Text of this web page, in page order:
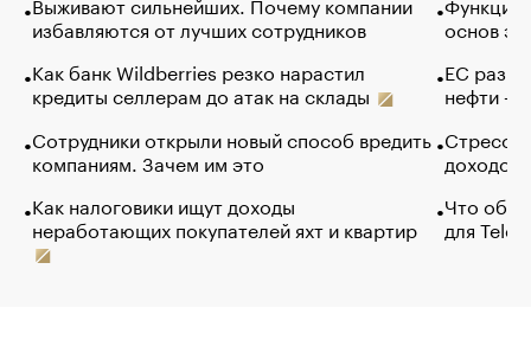
избавляются от лучших сотрудников
Как банк Wildberries резко нарастил
кредиты селлерам до атак на склады
Сотрудники открыли новый способ вредить
компаниям. Зачем им это
Как налоговики ищут доходы
неработающих покупателей яхт и квартир
основ
ЕС
нефти —
Стресс
доходов
Что
для